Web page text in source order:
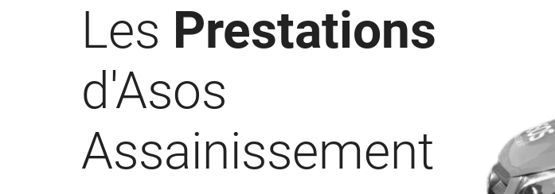
Les Prestations
d'Asos
Assainissement